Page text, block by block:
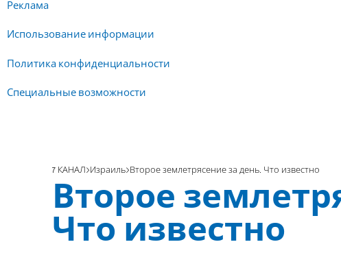
Реклама
Использование информации
Политика конфиденциальности
Специальные возможности
7 КАНАЛ Израиль Второе землетрясение за день. Что известно
Второе
Что известно